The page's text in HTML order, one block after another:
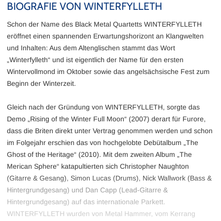
BIOGRAFIE VON WINTERFYLLETH
Schon der Name des Black Metal Quartetts WINTERFYLLETH
eröffnet einen spannenden Erwartungshorizont an Klangwelten
und Inhalten: Aus dem Altenglischen stammt das Wort
„Winterfylleth“ und ist eigentlich der Name für den ersten
Wintervollmond im Oktober sowie das angelsächsische Fest zum
Beginn der Winterzeit.
Gleich nach der Gründung von WINTERFYLLETH, sorgte das
Demo „Rising of the Winter Full Moon“ (2007) derart für Furore,
dass die Briten direkt unter Vertrag genommen werden und schon
im Folgejahr erschien das von hochgelobte Debütalbum „The
Ghost of the Heritage“ (2010). Mit dem zweiten Album „The
Merican Sphere“ katapultierten sich Christopher Naughton
(Gitarre & Gesang), Simon Lucas (Drums), Nick Wallwork (Bass &
Hintergrundgesang) und Dan Capp (Lead-Gitarre &
Hintergrundgesang) auf das internationale Parkett.
WINTERFYLLETH wurden von Metal Hammer, vom Kerrang